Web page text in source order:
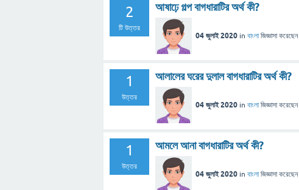
2
টি উত্তর
আষাঢ়ে গল্প বাগধারাটির অর্থ কী?
04 জুলাই 2020 in বাংলা জিজ্ঞাসা করেছেন
1
উত্তর
আলালের ঘরের দুলাল বাগধারাটির অর্থ কী?
04 জুলাই 2020 in বাংলা জিজ্ঞাসা করেছেন
1
উত্তর
আমলে আনা বাগধারাটির অর্থ কী?
04 জুলাই 2020 in বাংলা জিজ্ঞাসা করেছেন